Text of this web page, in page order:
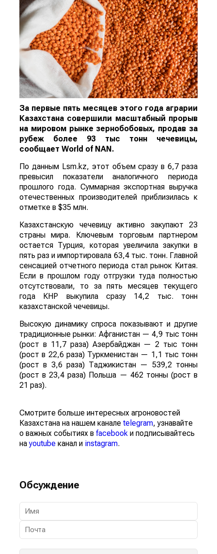
За первые пять месяцев этого года аграрии
Казахстана совершили масштабный прорыв
на мировом рынке зернобобовых, продав за
рубеж более 93 тыс тонн чечевицы,
сообщает World of NAN .
По данным Lsm.kz, этот объем сразу в 6,7 раза
превысил показатели аналогичного периода
прошлого года. Суммарная экспортная выручка
отечественных производителей приблизилась к
отметке в $35 млн.
Казахстанскую чечевицу активно закупают 23
страны мира. Ключевым торговым партнером
остается Турция, которая увеличила закупки в
пять раз и импортировала 63,4 тыс. тонн. Главной
сенсацией отчетного периода стал рынок Китая.
Если в прошлом году отгрузки туда полностью
отсутствовали, то за пять месяцев текущего
года КНР выкупила сразу 14,2 тыс. тонн
казахстанской чечевицы.
Высокую динамику спроса показывают и другие
традиционные рынки: Афганистан — 4,9 тыс тонн
(рост в 11,7 раза) Азербайджан — 2 тыс тонн
(рост в 22,6 раза) Туркменистан — 1,1 тыс тонн
(рост в 3,6 раза) Таджикистан — 539,2 тонны
(рост в 23,4 раза) Польша — 462 тонны (рост в
21 раз).
Смотрите больше интересных агроновостей
Казахстана на нашем канале telegram, узнавайте
о важных событиях в facebook и подписывайтесь
наyoutube канал и instagram.
Обсуждение